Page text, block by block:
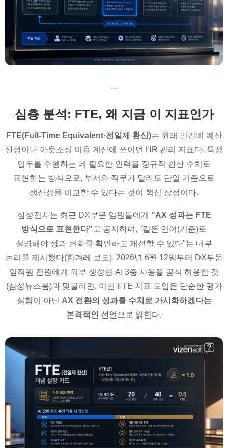
---
심층 분석: FTE, 왜 지금 이 지표인가
FTE(Full-Time Equivalent·전일제 환산)는 원래 인건비 예산
산정이나 아웃소싱 비용 계산에 쓰이던 HR 관리 지표다. 특정
업무를 수행하는 데 필요한 인력을 정규직 환산 수치로
표현하는 방식으로, 부서와 직무가 달라도 단일 기준으로
생산성을 비교할 수 있다는 것이 핵심 장점이다.
삼성전자는 최근 DX부문 임원들에게 "AX 성과는 FTE
방식으로 표현한다"고 공지하며, "같은 언어(기준)로
설명해야 성과 변화를 확인하고 개선할 수 있다"는 내부
논리를 제시했다(한겨레 보도). 2026년 6월 12일부터 DX부문
임직원 전원에게 외부 생성형 AI 3종 사용을 공식 허용한 것
(삼성뉴스룸)과 맞물리면, 이번 FTE 지표 도입은 단순한 평가
실험이 아닌 AX 전환의 성과를 수치로 가시화하겠다는
본격적인 선언 으로 읽힌다.